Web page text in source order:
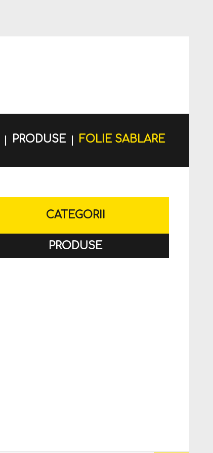
PRODUSE FOLIE SABLARE
CATEGORII
PRODUSE